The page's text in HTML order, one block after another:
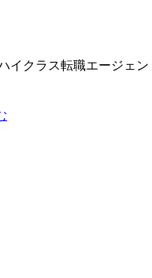
イクラス転職エージェン